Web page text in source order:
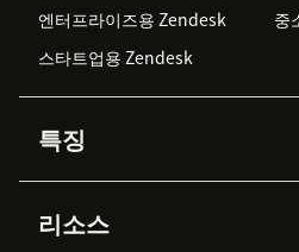
Please referZendesk Setup
instructions.
엔터프라이즈용 Zendesk
중
스타트업용 Zendesk
특징
Zendesk AI
리소스